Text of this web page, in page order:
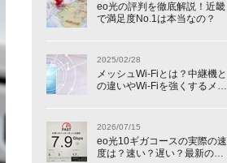
eo光の評判を徹底解説！近畿
で満足度No.1は本当なの？
2025/02/28
メッシュWi-Fiとは？中継機と
の違いやWi-Fiを強くするメリ
2026/07/15
eo光10ギガコースの実際の速
度は？速い？遅い？最新の実